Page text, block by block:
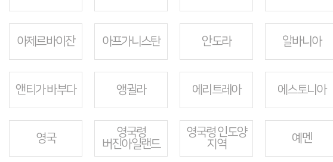
아제르바이잔 아프가니스탄 안도라 알바니아
앤티가 바부다 앵귈라 에리트레아 에스토니아
영국
영국령
버진아일랜드
영국령 인도양
지역
예멘